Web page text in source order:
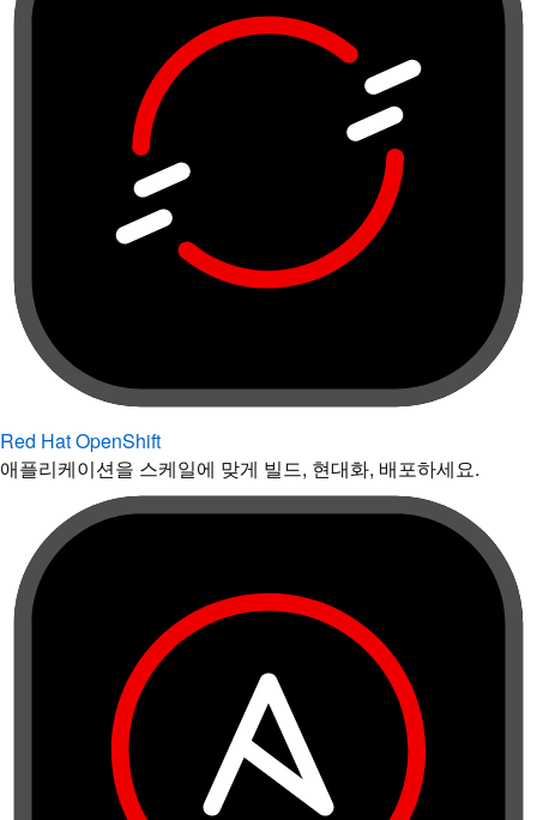
Red Hat OpenShift
애플리케이션을 스케일에 맞게 빌드, 현대화, 배포하세요.